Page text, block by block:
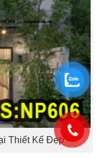
Thiết Kế Đẹp